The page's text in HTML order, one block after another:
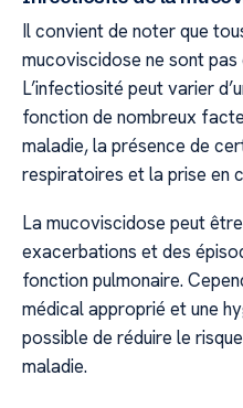
Il convient de noter que
mucoviscidose ne sont
L’infectiosité peut varier
fonction de nombreux
maladie, la présence de
respiratoires et la prise en
La mucoviscidose peut
exacerbations et des
fonction pulmonaire.
médical approprié et une
possible de réduire le
maladie.